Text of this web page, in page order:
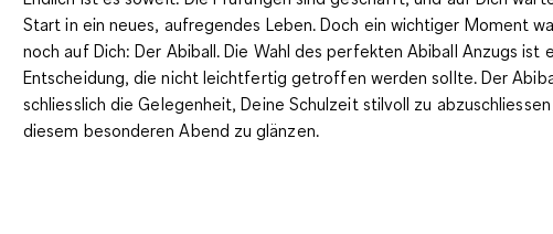
Start in ein neues, aufregendes Leben. Doch ein wichtiger Moment
noch auf Dich: Der Abiball. Die Wahl des perfekten Abiball Anzugs ist
Entscheidung, die nicht leichtfertig getroffen werden sollte. Der
schliesslich die Gelegenheit, Deine Schulzeit stilvoll zu abzuschliessen
diesem besonderen Abend zu glänzen.